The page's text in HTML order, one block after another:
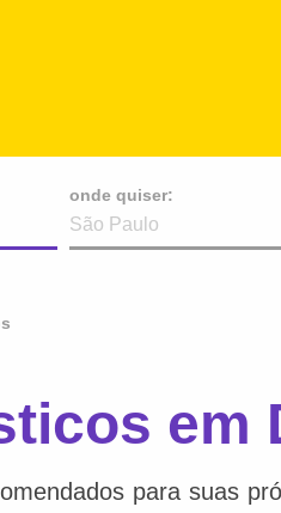
onde quiser:
em
para suas